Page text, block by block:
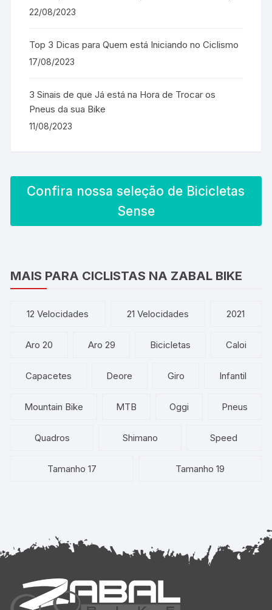
22/08/2023
Top 3 Dicas para Quem está Iniciando no Ciclismo
17/08/2023
3 Sinais de que Já está na Hora de Trocar os
Pneus da sua Bike
11/08/2023
Confira nossa seleção de Bicicletas
Sense
MAIS PARA CICLISTAS NA ZABAL BIKE
12 Velocidades 21 Velocidades 2021
Aro 20 Aro 29 Bicicletas Caloi
Capacetes Deore Giro Infantil
Mountain Bike MTB Oggi Pneus
Quadros Shimano Speed
Tamanho 17 Tamanho 19